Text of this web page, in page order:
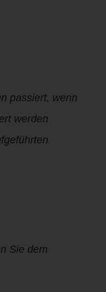
passiert, wenn
werden
Sie dem